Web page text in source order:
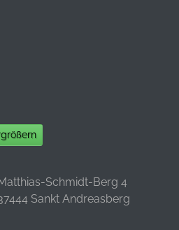
Schmidt-Berg 4
Sankt Andreasberg